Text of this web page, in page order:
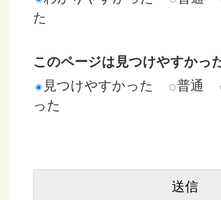
た
このページは見つけやすかっ
見つけやすかった
普通
った